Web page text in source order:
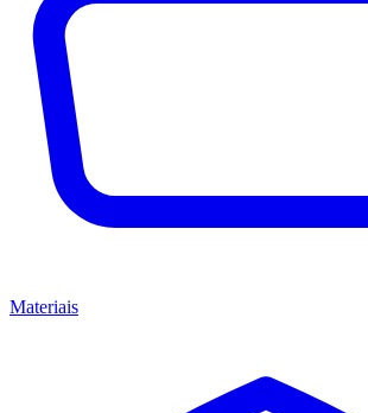
Materiais